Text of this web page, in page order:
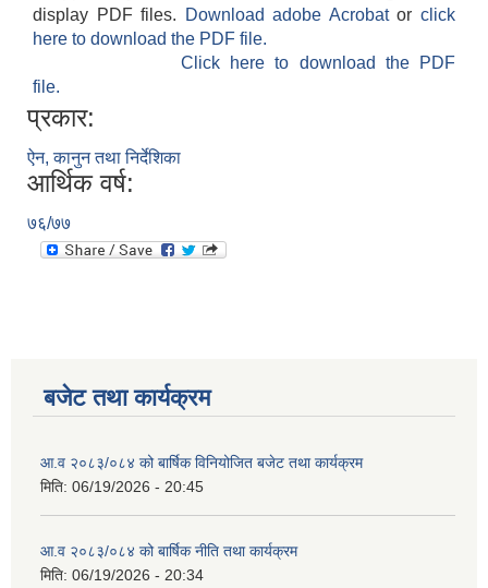
display PDF files.
Download adobe Acrobatorclick
here to download the PDF file.
Click here to download the PDF
file.
प्रकार:
ऐन, कानुन तथा निर्देशिका
आर्थिक वर्ष:
७६/७७
बजेट तथा कार्यक्रम
आ.व २०८३/०८४ को बार्षिक विनियोजित बजेट तथा कार्यक्रम
मिति: 06/19/2026 - 20:45
आ.व २०८३/०८४ को बार्षिक नीति तथा कार्यक्रम
मिति: 06/19/2026 - 20:34